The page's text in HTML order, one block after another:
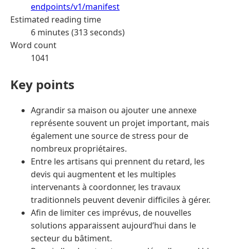
endpoints/v1/manifest
Estimated reading time
6 minutes (313 seconds)
Word count
1041
Key points
Agrandir sa maison ou ajouter une annexe
représente souvent un projet important, mais
également une source de stress pour de
nombreux propriétaires.
Entre les artisans qui prennent du retard, les
devis qui augmentent et les multiples
intervenants à coordonner, les travaux
traditionnels peuvent devenir difficiles à gérer.
Afin de limiter ces imprévus, de nouvelles
solutions apparaissent aujourd’hui dans le
secteur du bâtiment.